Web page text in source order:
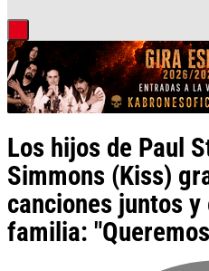
Los hijos de Paul
Simmons (Kiss)
canciones juntos
familia: